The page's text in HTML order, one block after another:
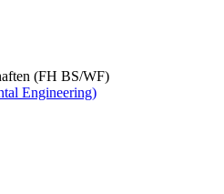
(FH BS/WF)
Engineering)